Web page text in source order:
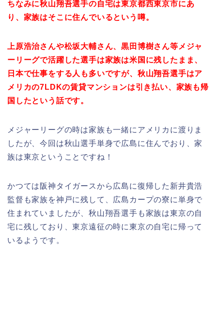
ちなみに秋山翔吾選手の自宅は東京都西東京市にあ
り、家族はそこに住んでいるという噂。
上原浩治さんや松坂大輔さん、黒田博樹さん等メジャ
ーリーグで活躍した選手は家族は米国に残したまま、
日本で仕事をする人も多いですが、秋山翔吾選手はア
メリカの7LDKの賃貸マンションは引き払い、家族も帰
国したという話です。
メジャーリーグの時は家族も一緒にアメリカに渡りま
したが、今回は秋山選手単身で広島に住んでおり、家
族は東京ということですね！
かつては阪神タイガースから広島に復帰した新井貴浩
監督も家族を神戸に残して、広島カープの寮に単身で
住まれていましたが、秋山翔吾選手も家族は東京の自
宅に残しており、東京遠征の時に東京の自宅に帰って
いるようです。